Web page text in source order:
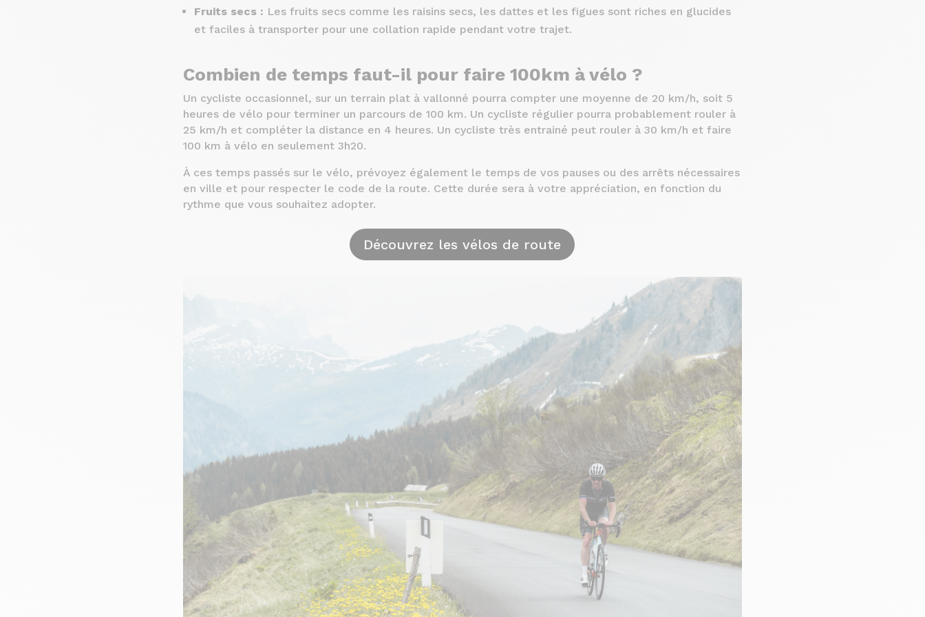
Fruits secs : Les fruits secs comme les raisins secs, les dattes et les figues sont riches en glucides
et faciles à transporter pour une collation rapide pendant votre trajet.
Combien de temps faut-il pour faire 100km à vélo ?
Un cycliste occasionnel, sur un terrain plat à vallonné pourra compter une moyenne de 20 km/h, soit 5
heures de vélo pour terminer un parcours de 100 km. Un cycliste régulier pourra probablement rouler à
25 km/h et compléter la distance en 4 heures. Un cycliste très entrainé peut rouler à 30 km/h et faire
100 km à vélo en seulement 3h20.
À ces temps passés sur le vélo, prévoyez également le temps de vos pauses ou des arrêts nécessaires
en ville et pour respecter le code de la route. Cette durée sera à votre appréciation, en fonction du
rythme que vous souhaitez adopter.
Découvrez les vélos de route